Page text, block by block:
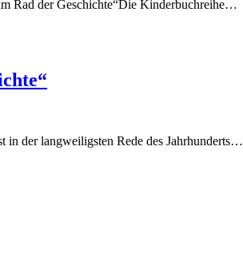
Rad der Geschichte“Die Kinderbuchreihe…
in der langweiligsten Rede des Jahrhunderts…